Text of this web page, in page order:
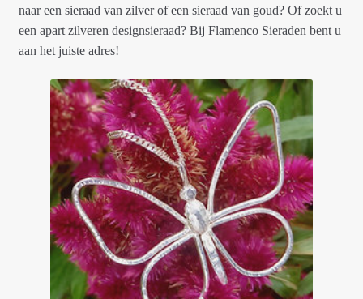
naar een sieraad van zilver of een sieraad van goud? Of zoekt u
een apart zilveren designsieraad? Bij Flamenco Sieraden bent u
aan het juiste adres!